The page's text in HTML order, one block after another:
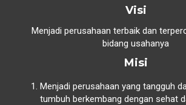
Visi
Menjadi perusahaan terbaik dan
bidang usahanya
Misi
Menjadi perusahaan yang tangguh
tumbuh berkembang dengan sehat